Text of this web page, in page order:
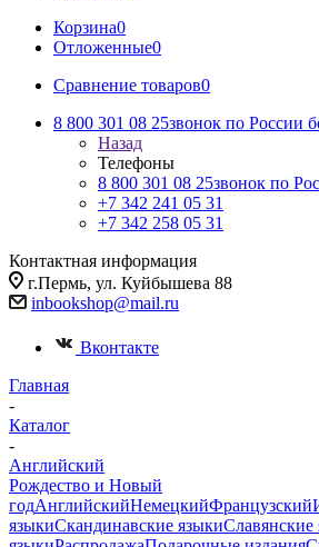
Корзина0
Отложенные0
Сравнение товаров0
8 800 301 08 25звонок по России
Назад
Телефоны
8 800 301 08 25звонок по
+7 342 241 05 31
+7 342 258 05 31
Контактная информация
г.Пермь, ул. Куйбышева 88
inbookshop@mail.ru
Вконтакте
Главная
-
Каталог
-
Английский
Рождество и Новый
годАнглийскийНемецкийФранцузский
языкиСкандинавские языкиСлавянские